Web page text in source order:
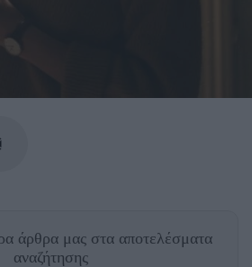
άρθρα μας στα αποτελέσματα
αναζήτησης